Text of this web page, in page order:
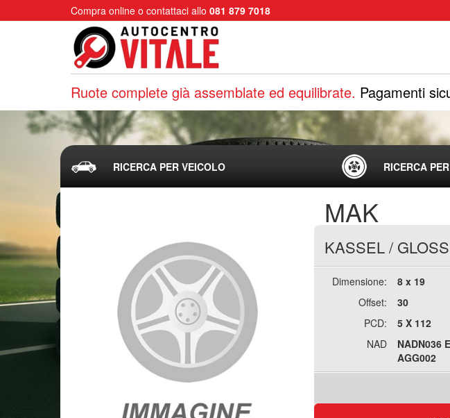
Compra online o contattaci allo 081 879 7018
Ruote complete già assemblate ed equilibrate. Pagamenti
RICERCA PER VEICOLO RICERCA
MAK
KASSEL/
Dimensione:
8 x 19
Offset:
30
PCD:
5 X 112
NAD
NADN036
AGG002